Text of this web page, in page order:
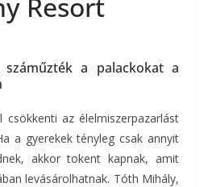
a palackokat a
csökkenti az élelmiszerpazarlást
a gyerekek tényleg csak annyit
akkor tokent kapnak, amit
levásárolhatnak. Tóth Mihály,